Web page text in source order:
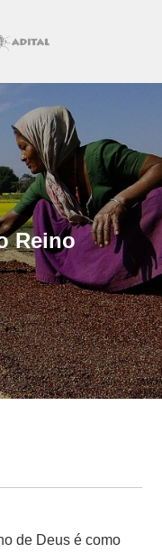
Reino
de Deus é como